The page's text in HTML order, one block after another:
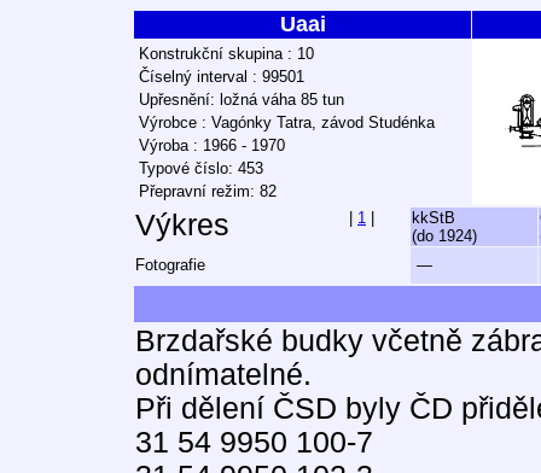
Uaai
Konstrukční skupina : 10
Číselný interval : 99501
Upřesnění: ložná váha 85 tun
Výrobce : Vagónky Tatra, závod Studénka
Výroba : 1966 - 1970
Typové číslo: 453
Přepravní režim: 82
Výkres 1
kkStB
(do 1924)
Fotografie
—
Brzdařské budky včetně
odnímatelné.
Při dělení ČSD byly ČD
31 54 9950 100-7